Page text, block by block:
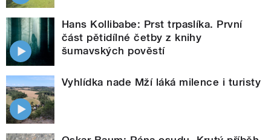
Hans Kollibabe: Prst trpaslíka. První
část pětidílné četby z knihy
šumavských pověstí
Vyhlídka nade Mží láká milence i turisty